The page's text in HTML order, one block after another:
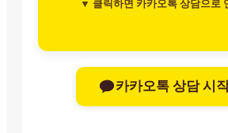
▼ 클릭하면 카카오톡 상담으로
카카오톡 상담 시작